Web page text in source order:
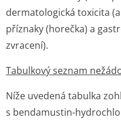
dermatologická toxicita
příznaky (horečka) a
zvracení).
Tabulkový seznam
Níže uvedená tabulka
s bendamustin-